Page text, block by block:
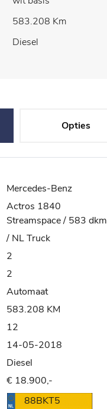
583.208 Km
Diesel
Opties
Mercedes-Benz
Actros 1840
Streamspace / 583 dkm
/ NL Truck
2
2
Automaat
583.208 KM
12
14-05-2018
Diesel
€ 18.900,-
88BKT5